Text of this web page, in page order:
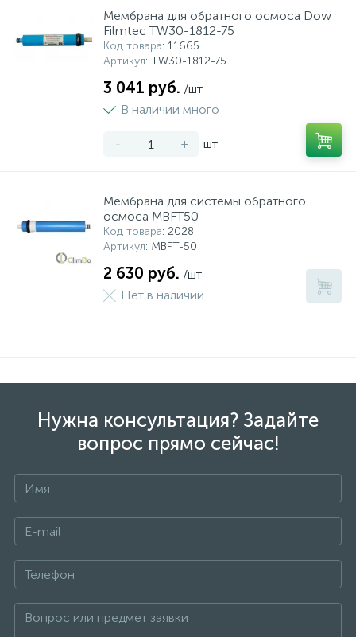
Мембрана для обратного осмоса Dow
Filmtec TW30-1812-75
Код товара: 11665
Артикул: TW30-1812-75
3 041 руб. /шт
В наличии много
- + шт
Мембрана для системы обратного
осмоса MBFT50
Код товара: 2028
Артикул: MBFT-50
2 630 руб. /шт
Нет в наличии
Нужна консультация? Задайте
вопрос прямо сейчас!